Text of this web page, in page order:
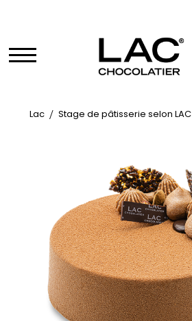
Lac Stage de pâtisserie selon LAC